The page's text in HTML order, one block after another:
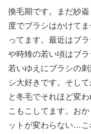
換毛期です。まだ紗
度でブラシはかけて
ってます。最近はブ
や時雉の若い頃はブ
若いゆえにブラシの
シ大好きです。そし
と冬毛でそれほど変
こもこしてます。お
ットが変わらない…こ